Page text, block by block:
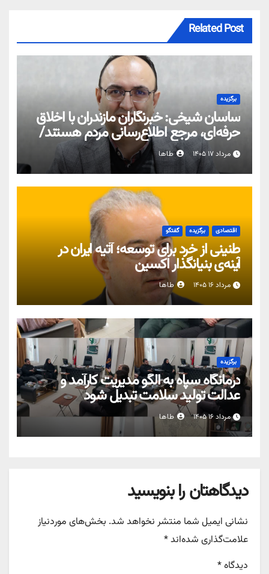
Related Post
برگزیده
ساسان شیخی: خبرنگاران مازندران با اخلاق
حرفه‌ای، مرجع اطلاع‌رسانی مردم هستند/
۵۳۸ نفر از اهالی رسانه مازندران عضو خانه
مطبوعات هستند
مرداد ۱۷ ۱۴۰۵ طاها
اقتصادی برگزیده گفتگو
طنینی از خرد برای توسعه؛ آتیه ایران در
آینه‌ی بنیانگذار اکسین
مرداد ۱۶ ۱۴۰۵ طاها
برگزیده
درمانگاه سپاه به الگو مدیریت کارآمد و
عدالت تولید سلامت تبدیل شود
مرداد ۱۶ ۱۴۰۵ طاها
دیدگاهتان را بنویسید
نشانی ایمیل شما منتشر نخواهد شد. بخش‌های موردنیاز
علامت‌گذاری شده‌اند*
دیدگاه*